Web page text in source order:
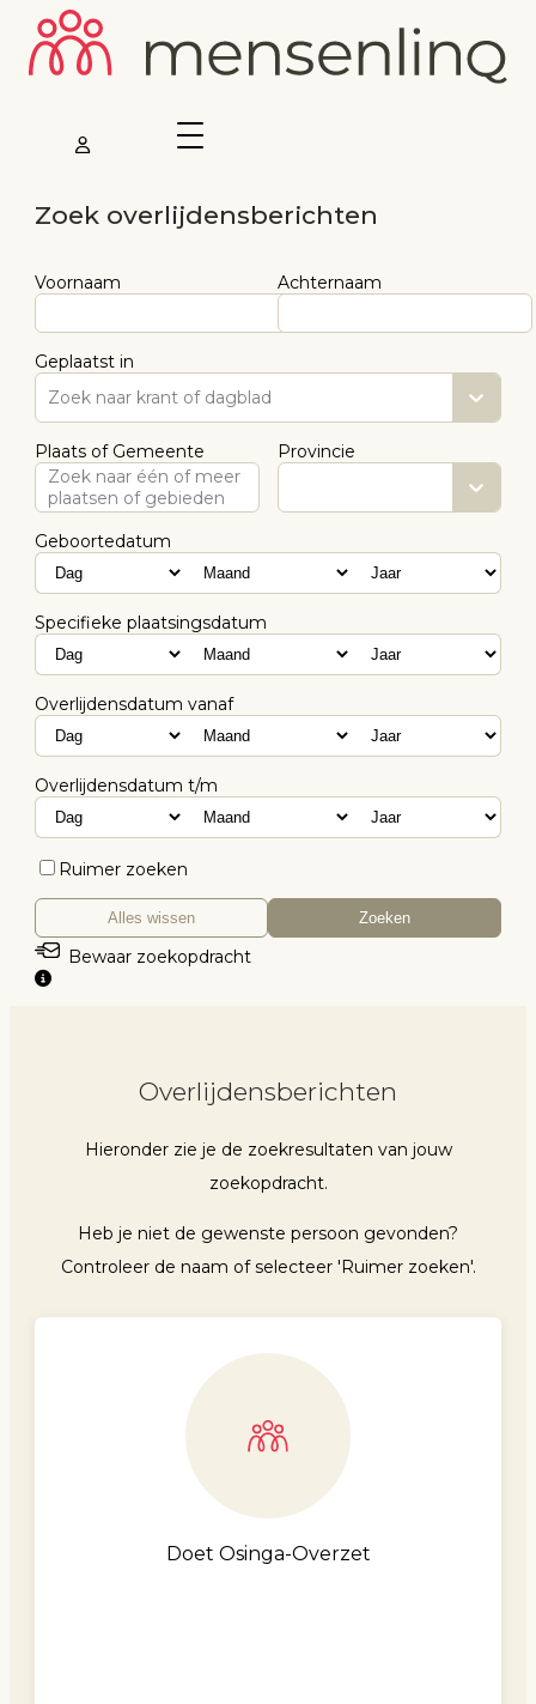
Zoek overlijdensberichten
Voornaam Achternaam
Geplaatst in
Zoek naar krant of dagblad
Plaats of Gemeente
Zoek naar één of meer
plaatsen of gebieden
Provincie
Geboortedatum
Specifieke plaatsingsdatum
Overlijdensdatum vanaf
Overlijdensdatum t/m
Ruimer zoeken
Alles wissen Zoeken
Bewaar zoekopdracht
Overlijdensberichten
Hieronder zie je de zoekresultaten van jouw
zoekopdracht.
Heb je niet de gewenste persoon gevonden?
Controleer de naam of selecteer 'Ruimer zoeken'.
Doet Osinga-Overzet